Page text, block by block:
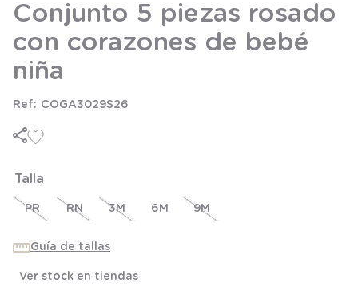
Conjunto 5 piezas rosado
con corazones de bebé
niña
COGA3029S26
Talla
PR RN 3M 6M 9M
Guía de tallas
Ver stock en tiendas
.
body
5.
manta
6 .
panty
7 .
niña
8.
poleron